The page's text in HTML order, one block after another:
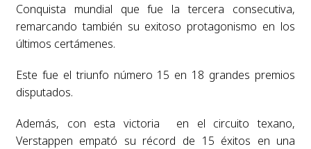
Conquista mundial que fue la tercera consecutiva,
remarcando también su exitoso protagonismo en los
últimos certámenes.
Este fue el triunfo número 15 en 18 grandes premios
disputados.
Además, con esta victoria en el circuito texano,
Verstappen empató su récord de 15 éxitos en una